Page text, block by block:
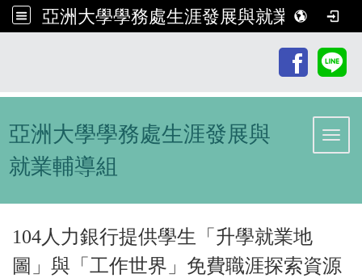
亞洲大學學務處生涯發展與就業輔導組
亞洲大學學務處生涯發展與
就業輔導組
104人力銀行提供學生「升學就業地
圖」與「工作世界」免費職涯探索資源